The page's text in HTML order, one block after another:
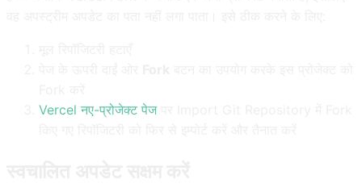
Vercel नए-प्रोजेक्ट पेजपर Import Git Repository में Fork